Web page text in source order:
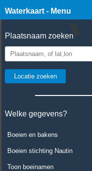
Waterkaart - Menu
Plaatsnaam zoeken
Welke gegevens?
Boeien en bakens
Boeien stichting Nautin
Toon boeinamen
☰ Waterkaart Live